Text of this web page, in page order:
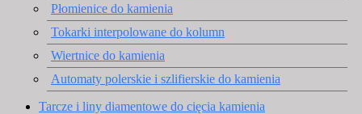
Płomienice do kamienia
Tokarki interpolowane do kolumn
Wiertnice do kamienia
Automaty polerskie i szlifierskie do kamienia
Tarcze i liny diamentowe do cięcia kamienia